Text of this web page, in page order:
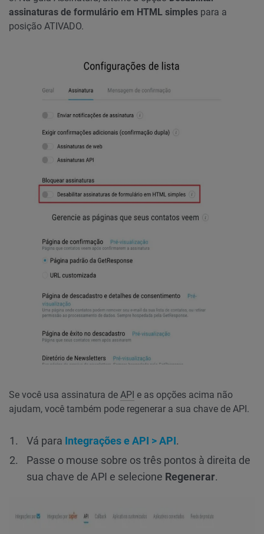
assinaturas de formulário em HTML simples para a
posição ATIVADO.
Se você usa assinatura de API e as opções acima não
ajudam, você também pode regenerar a sua chave de API.
Vá para Integrações e API > API.
Passe o mouse sobre os três pontos à direita de
sua chave de API e selecione Regenerar.